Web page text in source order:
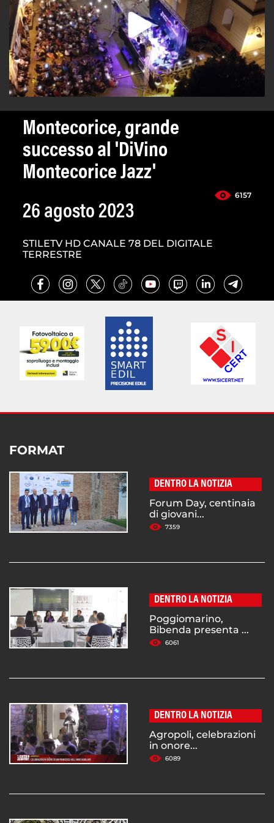
Montecorice, grande
successo al 'DiVino
Montecorice Jazz'
6157
26 agosto 2023
STILETV HD CANALE 78 DEL DIGITALE
TERRESTRE
FORMAT
DENTRO LA NOTIZIA
Forum Day, centinaia
di giovani...
7359
DENTRO LA NOTIZIA
Poggiomarino,
Bibenda presenta ...
6061
DENTRO LA NOTIZIA
Agropoli, celebrazioni
in onore...
6089